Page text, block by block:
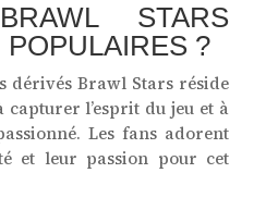
STARS
?
dérivés Brawl Stars réside
capturer l’esprit du jeu et à
Les fans adorent
et leur passion pour cet